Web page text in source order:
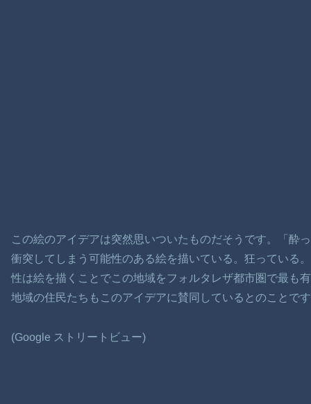
この絵のアイデアは突然思いついたものだそうです。「酔
衝突してしまう可能性のある絵を描いている。狂っている
性は絵を描くことでこの地域をフォルタレザ都市圏で最も
地域の住民たちもこのアイデアに賛同しているとのことで
(Google ストリートビュー)